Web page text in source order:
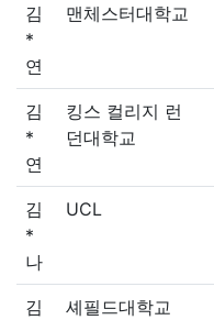
김
*
연
맨체스터대학교
김
*
연
킹스 컬리지 런
던대학교
김
*
나
UCL
김
셰필드대학교